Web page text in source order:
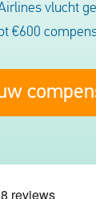
vlucht
€600